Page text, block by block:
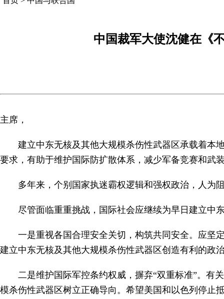
中国裁军大使沈健在《
主席，
建立中东无核及其他大规模杀伤性武器区承载着本
要求，有助于维护国际防扩散体系，减少军备竞赛和武
多年来，个别国家执迷霸权逻辑和强权政治，人为
尽管面临重重挑战，国际社会应继续为早日建立中
一是重视各国合理安全关切，构筑共同安全。应坚
建立中东无核及其他大规模杀伤性武器区创造有利的政
二是维护国际军控条约权威，摒弃“双重标准”。有
模杀伤性武器区树立正确导向。希望美国和以色列停止